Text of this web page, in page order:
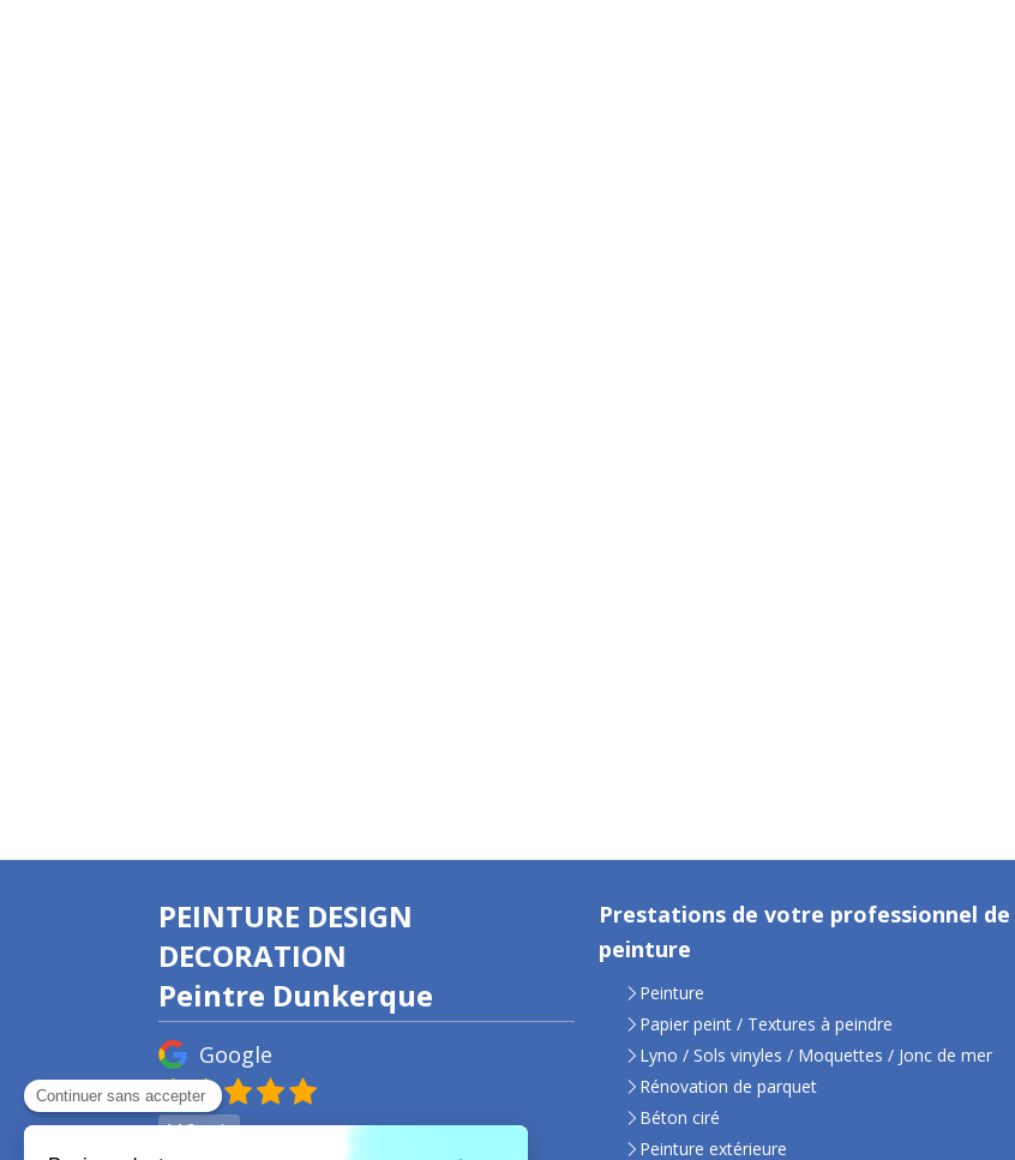
PEINTURE DESIGN
DECORATION
Peintre Dunkerque
Google
119 avis
Prestations de votre professionnel de
peinture
Peinture
Papier peint / Textures à peindre
Lyno / Sols vinyles / Moquettes / Jonc de mer
Rénovation de parquet
Béton ciré
Peinture extérieure